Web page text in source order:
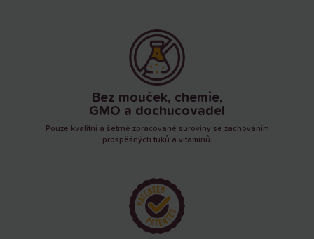
Bez mouček, chemie,
GMO a dochucovadel
Pouze kvalitní a šetrně zpracované suroviny se zachováním
prospěšných tuků a vitamínů.